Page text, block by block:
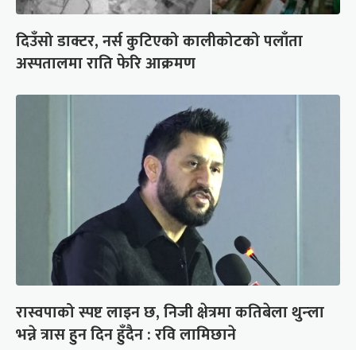
दिउँसो डाक्टर, नर्स कुटिएको कालीकोटको पलाँता
अस्पतालमा राति फेरि आक्रमण
रास्वपाको स्पष्ट लाइन छ, निजी क्षेत्रमा कतिबेला थुन्ला
भन्ने त्रास हुन दिन हुँदैन : रवि लामिछाने